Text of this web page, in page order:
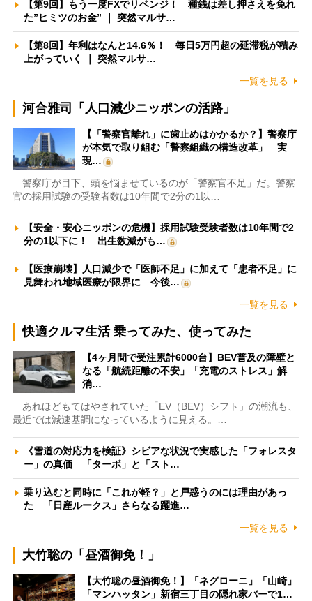
【第9回】もう一度FXでリベンジ！ 種銭は差し押さえを免れ
た”ヒミツのお金” ｜ 突然マルサ…
【第8回】年利はなんと14.6％！ 毎日5万円超の延滞税が積み
上がっていく ｜ 突然マルサ…
一覧を見る
河合雅司「人口減少ニッポンの活路」
【「警察官離れ」に歯止めはかかるか？】警察庁
が本気で取り組む「警察組織の構造改革」 実
現…
警察庁が目下、頭を悩ませているのが「警察官不足」だ。警察
官の採用試験の受験者数は10年間で2分の1以…
【安全・安心ニッポンの危機】採用試験受験者数は10年間で2
分の1以下に！ 出生数減がも…
【医療崩壊】人口減少で「医師不足」に加えて「患者不足」に
見舞われ地域医療が限界に 今後…
一覧を見る
快適クルマ生活 乗ってみた、使ってみた
【4ヶ月間で受注累計6000台】BEV普及の障壁と
なる「航続距離の不安」「充電のストレス」解
消…
あれほどもてはやされていた「EV（BEV）シフト」の潮流も、
最近では減速基調になっているように見える。…
《雪道の対応力を検証》シビアな状況で実感した「フォレスタ
ー」の真価 「ターボ」と「スト…
乗り込むと同時に「これが軽？」と戸惑うのには理由があっ
た 「日産ルークス」さらなる躍進…
一覧を見る
大竹聡の「昼酒御免！」
【大竹聡の昼酒御免！】「ネグローニ」「山崎」
「マンハッタン」新宿三丁目の隠れ家バーで1…